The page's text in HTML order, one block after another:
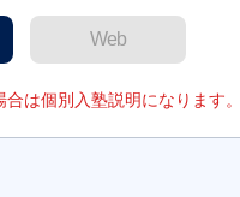
Web
は個別入塾説明になります。